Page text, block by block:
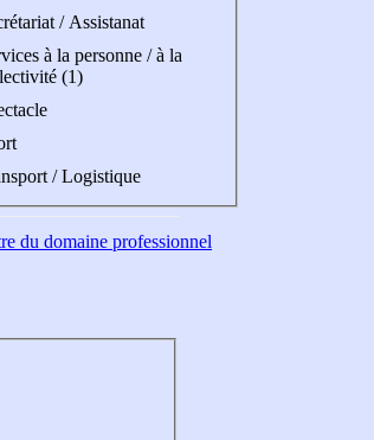
/ Assistanat
à la personne / à la
(1)
/ Logistique
du domaine professionnel